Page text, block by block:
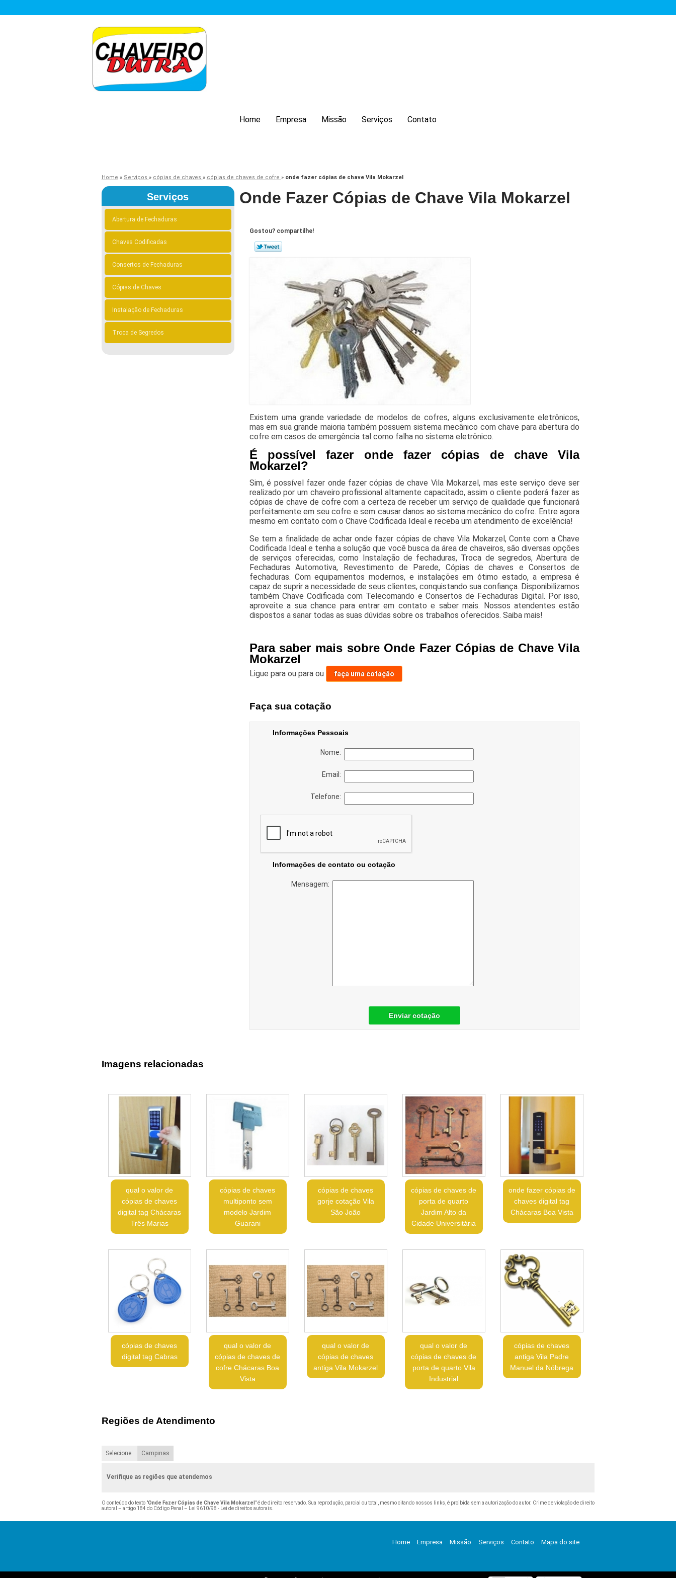
Home Empresa Missão Serviços Contato
Home » Serviços » cópias de chaves » cópias de chaves de cofre » onde fazer cópias de chave Vila Mokarzel
Serviços
Abertura de Fechaduras
Chaves Codificadas
Consertos de Fechaduras
Cópias de Chaves
Instalação de Fechaduras
Troca de Segredos
Onde Fazer Cópias de Chave Vila Mokarzel
Gostou? compartilhe!
Existem uma grande variedade de modelos de cofres, alguns exclusivamente eletrônicos,
mas em sua grande maioria também possuem sistema mecânico com chave para abertura do
cofre em casos de emergência tal como falha no sistema eletrônico.
É possível fazer onde fazer cópias de chave Vila
Mokarzel?
Sim, é possível fazer onde fazer cópias de chave Vila Mokarzel, mas este serviço deve ser
realizado por um chaveiro profissional altamente capacitado, assim o cliente poderá fazer as
cópias de chave de cofre com a certeza de receber um serviço de qualidade que funcionará
perfeitamente em seu cofre e sem causar danos ao sistema mecânico do cofre. Entre agora
mesmo em contato com o Chave Codificada Ideal e receba um atendimento de excelência!
Se tem a finalidade de achar onde fazer cópias de chave Vila Mokarzel, Conte com a Chave
Codificada Ideal e tenha a solução que você busca da área de chaveiros, são diversas opções
de serviços oferecidas, como Instalação de fechaduras, Troca de segredos, Abertura de
Fechaduras Automotiva, Revestimento de Parede, Cópias de chaves e Consertos de
fechaduras. Com equipamentos modernos, e instalações em ótimo estado, a empresa é
capaz de suprir a necessidade de seus clientes, conquistando sua confiança. Disponibilizamos
também Chave Codificada com Telecomando e Consertos de Fechaduras Digital. Por isso,
aproveite a sua chance para entrar em contato e saber mais. Nossos atendentes estão
dispostos a sanar todas as suas dúvidas sobre os trabalhos oferecidos. Saiba mais!
Para saber mais sobre Onde Fazer Cópias de Chave Vila
Mokarzel
Ligue para ou para ou faça uma cotação
Faça sua cotação
Informações Pessoais
Nome:
Email:
Telefone:
Informações de contato ou cotação
Mensagem:
Enviar cotação
Imagens relacionadas
qual o valor de
cópias de chaves
digital tag Chácaras
Três Marias
cópias de chaves
multiponto sem
modelo Jardim
Guarani
cópias de chaves
gorje cotação Vila
São João
cópias de chaves de
porta de quarto
Jardim Alto da
Cidade Universitária
onde fazer cópias de
chaves digital tag
Chácaras Boa Vista
cópias de chaves
digital tag Cabras
qual o valor de
cópias de chaves de
cofre Chácaras Boa
Vista
qual o valor de
cópias de chaves
antiga Vila Mokarzel
qual o valor de
cópias de chaves de
porta de quarto Vila
Industrial
cópias de chaves
antiga Vila Padre
Manuel da Nóbrega
Regiões de Atendimento
Selecione: Campinas
Verifique as regiões que atendemos
O conteúdo do texto "Onde Fazer Cópias de Chave Vila Mokarzel " é de direito reservado. Sua reprodução, parcial ou total, mesmo citando nossos links, é proibida sem a autorização do autor. Crime de violação de direito
autoral – artigo 184 do Código Penal –
Lei 9610/98 - Lei de direitos autorais
Home Empresa Missão Serviços Contato Mapa do site